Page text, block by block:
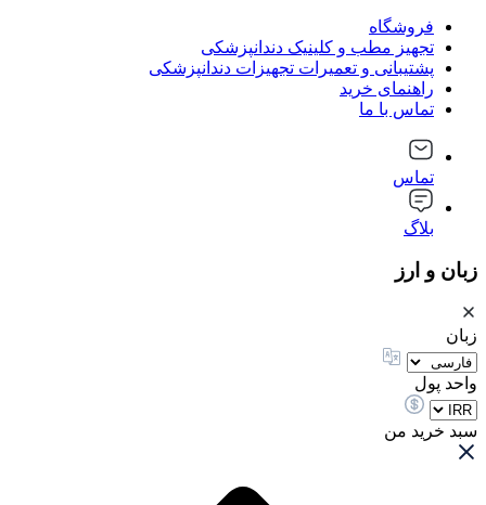
فروشگاه
تجهیز مطب و کلینیک دندانپزشکی
پشتیبانی و تعمیرات تجهیزات دندانپزشکی
راهنمای خرید
تماس با ما
تماس
بلاگ
زبان و ارز
زبان
واحد پول
سبد خرید من